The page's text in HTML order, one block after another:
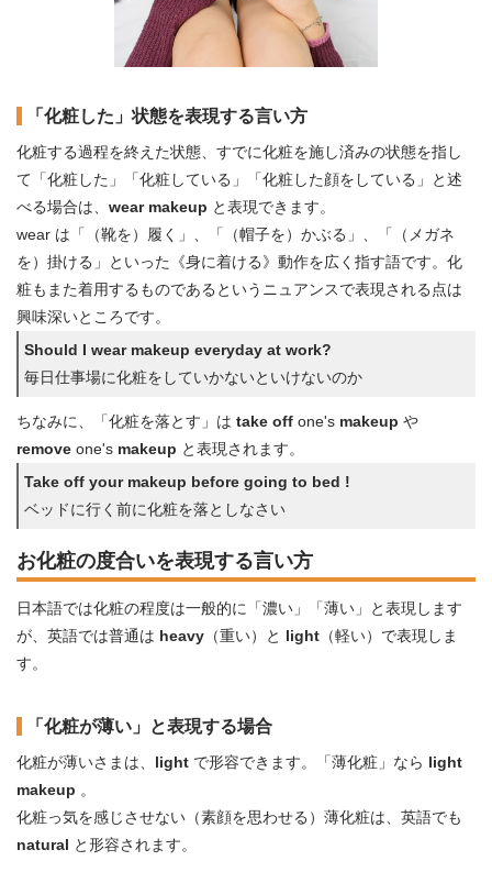
「化粧した」状態を表現する言い方
化粧する過程を終えた状態、すでに化粧を施し済みの状態を指し
て「化粧した」「化粧している」「化粧した顔をしている」と述
べる場合は、 wear makeup と表現できます。
wear は「（靴を）履く」、「（帽子を）かぶる」、「（メガネ
を）掛ける」といった《身に着ける》動作を広く指す語です。化
粧もまた着用するものであるというニュアンスで表現される点は
興味深いところです。
Should I wear makeup everyday at work?
毎日仕事場に化粧をしていかないといけないのか
ちなみに、「化粧を落とす」は take off one's makeup や
remove one's makeup と表現されます。
Take off your makeup before going to bed !
ベッドに行く前に化粧を落としなさい
お化粧の度合いを表現する言い方
日本語では化粧の程度は一般的に「濃い」「薄い」と表現します
が、英語では普通は heavy （重い）と light （軽い）で表現しま
す。
「化粧が薄い」と表現する場合
化粧が薄いさまは、 light で形容できます。「薄化粧」なら light
makeup 。
化粧っ気を感じさせない（素顔を思わせる）薄化粧は、英語でも
natural と形容されます。